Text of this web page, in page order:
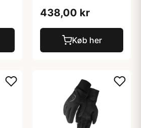
438,00 kr
Køb her